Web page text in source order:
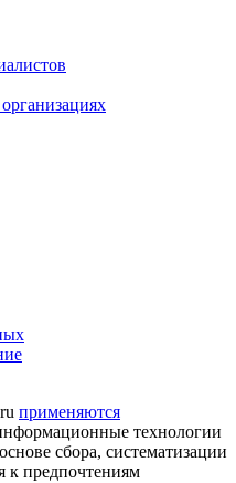
применяются
технологии
сбора, систематизации
к предпочтениям